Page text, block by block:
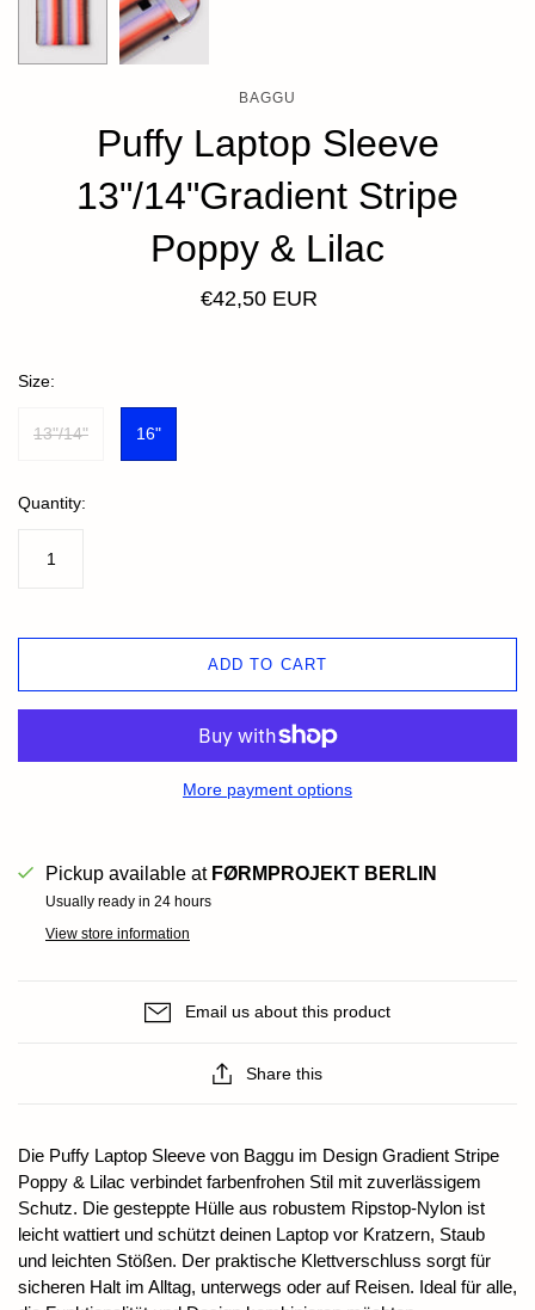
BAGGU
Puffy Laptop Sleeve
13"/14"Gradient Stripe
Poppy & Lilac
€42,50 EUR
Size:
13"/14" 16"
Quantity:
ADD TO CART
More payment options
Pickup available at FØRMPROJEKT BERLIN
Usually ready in 24 hours
View store information
Email us about this product
Share this
Die Puffy Laptop Sleeve von Baggu im Design Gradient Stripe
Poppy & Lilac verbindet farbenfrohen Stil mit zuverlässigem
Schutz. Die gesteppte Hülle aus robustem Ripstop-Nylon ist
leicht wattiert und schützt deinen Laptop vor Kratzern, Staub
und leichten Stößen. Der praktische Klettverschluss sorgt für
sicheren Halt im Alltag, unterwegs oder auf Reisen. Ideal für alle,